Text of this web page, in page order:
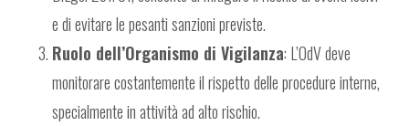
e di evitare le pesanti sanzioni previste.
Ruolo dell’Organismo di Vigilanza: L’OdV deve
monitorare costantemente il rispetto delle procedure interne,
specialmente in attività ad alto rischio.